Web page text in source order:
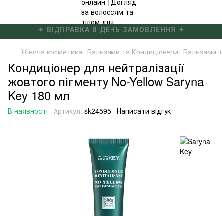
✦ БЕЗКОШТОВНА ДОСТАВКА ВІД 4000 ГРН ✦
Жіноча косметика Бальзами та Кондиціонери Бальзами
Кондиціонер для нейтралізації
жовтого пігменту No-Yellow Saryna
Key 180 мл
В наявності Артикул: sk24595 Написати відгук